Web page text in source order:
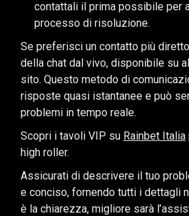
contattali il prima possibile per
processo di risoluzione.
Se preferisci un contatto più
della chat dal vivo, disponibile su
sito. Questo metodo di
risposte quasi istantanee e può
problemi in tempo reale.
Scopri i tavoli VIP su Rainbet Italia
high roller.
Assicurati di descrivere il tuo
e conciso, fornendo tutti i dettagli
è la chiarezza, migliore sarà